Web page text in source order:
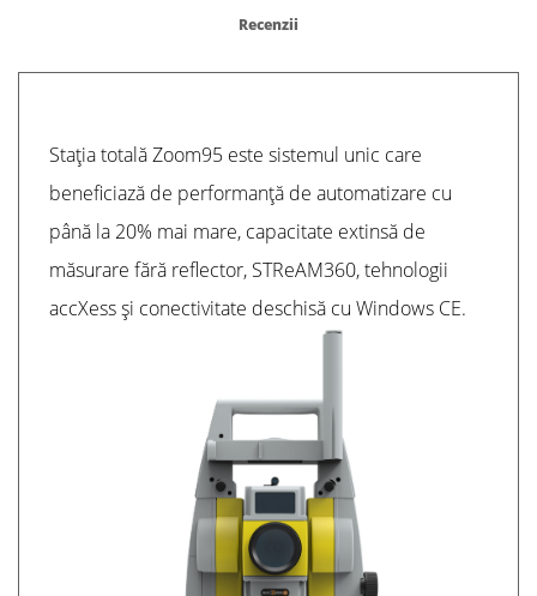
Recenzii
Stația totală Zoom95 este sistemul unic care
beneficiază de performanță de automatizare cu
până la 20% mai mare, capacitate extinsă de
măsurare fără reflector, STReAM360, tehnologii
accXess și conectivitate deschisă cu Windows CE.